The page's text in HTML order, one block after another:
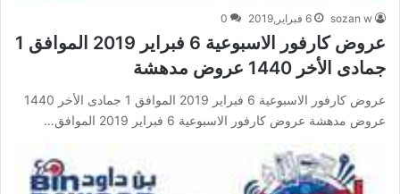
sozan w 6 فبراير,2019 0
عروض كارفور الاسبوعية 6 فبراير 2019 الموافق 1
جمادى الأخر 1440 عروض مدهشة
عروض كارفور الاسبوعية 6 فبراير 2019 الموافق 1 جمادى الأخر 1440
عروض مدهشة عروض كارفور الاسبوعية 6 فبراير 2019 الموافق…